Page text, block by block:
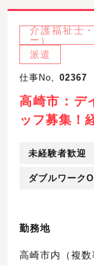
介護福祉士
ー）
派遣
仕事No, 02367
高崎市：デ
ッフ募集！
未経験者歓迎
ダブルワーク
勤務地
高崎市内（複数